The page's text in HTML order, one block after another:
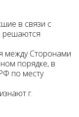
в связи с
решаются
между Сторонами
порядке, в
по месту
г.